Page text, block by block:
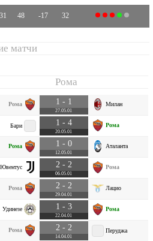
31 48 -17 32
матчи
Рома
Рома 1 - 1
27.05.01
Милан
Бари 1 - 4
20.05.01
Рома
Рома 1 - 0
12.05.01
Аталанта
Ювентус 2 - 2
06.05.01
Рома
Рома 2 - 2
29.04.01
Лацио
Удинезе 1 - 3
22.04.01
Рома
Рома 2 - 2
14.04.01
Перуджа